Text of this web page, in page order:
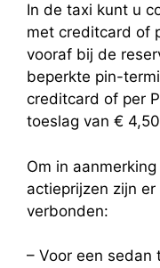
In de taxi kunt u
met creditcard of
vooraf bij de
beperkte pin-
creditcard of per
toeslag van €
Om in
actieprijzen zijn
verbonden:
– Voor een sedan